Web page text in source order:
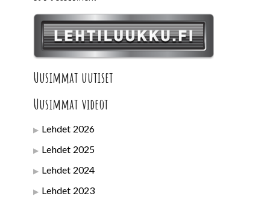
Uusimmat uutiset
Uusimmat videot
Lehdet 2026
Lehdet 2025
Lehdet 2024
Lehdet 2023